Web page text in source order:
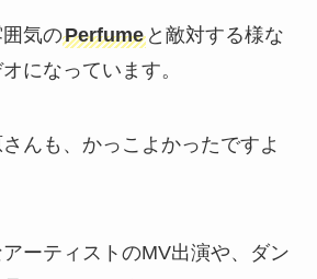
気のPerfumeと敵対する様な
になっています。
んも、かっこよかったですよ
ーティストのMV出演や、ダン